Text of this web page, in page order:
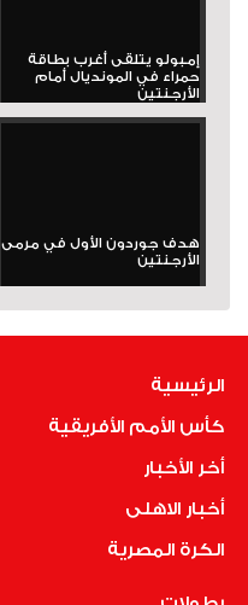
إمبولو يتلقى أغرب بطاقة
حمراء في المونديال أمام
الأرجنتين
هدف جوردون الأول في مرمى
الأرجنتين
الرئيسية
كأس الأمم الأفريقية
أخر الأخبار
أخبار الاهلى
الكرة المصرية